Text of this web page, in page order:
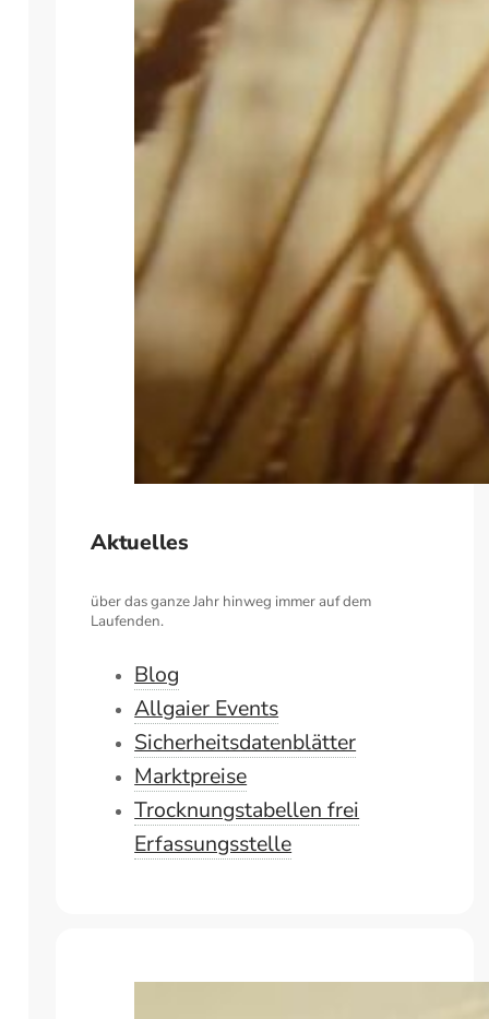
Aktuelles
über das ganze Jahr hinweg immer auf dem
Laufenden.
Blog
Allgaier Events
Sicherheitsdatenblätter
Marktpreise
Trocknungstabellen frei
Erfassungsstelle